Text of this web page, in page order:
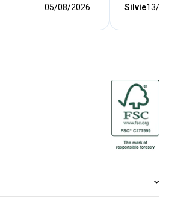
05/08/2026 Silvie13/